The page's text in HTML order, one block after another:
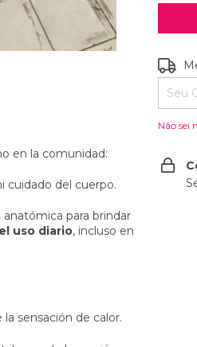
en la comunidad:
cuidado del cuerpo.
para brindar
uso diario, incluso en
sensación de calor.
Não sei